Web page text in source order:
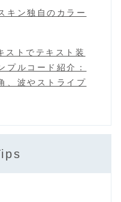
キン独自のカラー
トでテキスト装
プルコード紹介：
、波やストライプ